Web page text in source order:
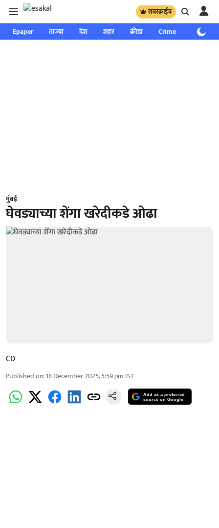
सबस्क्राईब
Epaper ताज्या देश शहर क्रीडा Crime साप्ताहिक
मुंबई
घेवड्याच्या शेंगा खरेदीकडे ओढा
CD
Published on:18 December 2025, 5:59 pm IST
Add as a preferred
source on Google